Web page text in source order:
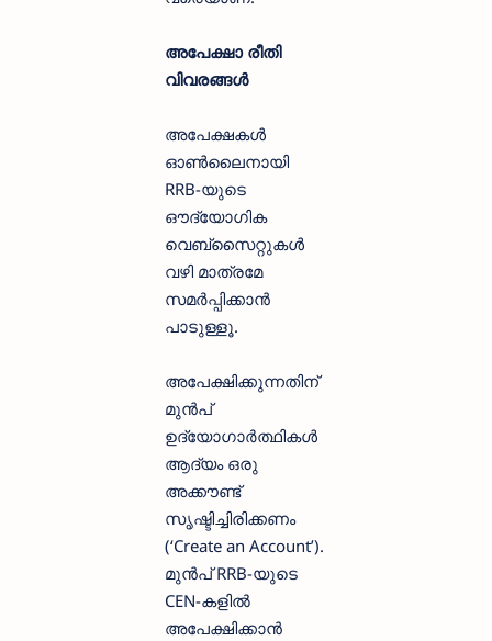
അപേക്ഷാ രീതി
വിവരങ്ങൾ
അപേക്ഷകൾ
ഓൺലൈനായി
RRB-യുടെ
ഔദ്യോഗിക
വെബ്സൈറ്റുകൾ
വഴി മാത്രമേ
സമർപ്പിക്കാൻ
പാടുള്ളൂ.
അപേക്ഷിക്കുന്നതിന്
മുൻപ്
ഉദ്യോഗാർത്ഥികൾ
ആദ്യം ഒരു
അക്കൗണ്ട്
സൃഷ്ടിച്ചിരിക്കണം
(‘Create an Account’).
മുൻപ് RRB-യുടെ
CEN-കളിൽ
അപേക്ഷിക്കാൻ